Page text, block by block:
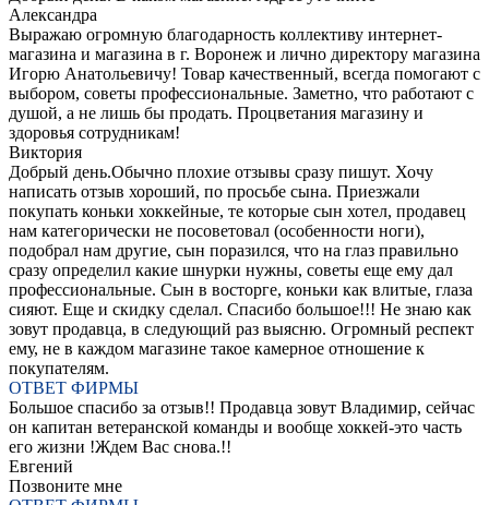
Александра
Выражаю огромную благодарность коллективу интернет-
магазина и магазина в г. Воронеж и лично директору магазина
Игорю Анатольевичу! Товар качественный, всегда помогают с
выбором, советы профессиональные. Заметно, что работают с
душой, а не лишь бы продать. Процветания магазину и
здоровья сотрудникам!
Виктория
Добрый день.Обычно плохие отзывы сразу пишут. Хочу
написать отзыв хороший, по просьбе сына. Приезжали
покупать коньки хоккейные, те которые сын хотел, продавец
нам категорически не посоветовал (особенности ноги),
подобрал нам другие, сын поразился, что на глаз правильно
сразу определил какие шнурки нужны, советы еще ему дал
профессиональные. Сын в восторге, коньки как влитые, глаза
сияют. Еще и скидку сделал. Спасибо большое!!! Не знаю как
зовут продавца, в следующий раз выясню. Огромный респект
ему, не в каждом магазине такое камерное отношение к
покупателям.
ОТВЕТ ФИРМЫ
Большое спасибо за отзыв!! Продавца зовут Владимир, сейчас
он капитан ветеранской команды и вообще хоккей-это часть
его жизни !Ждем Вас снова.!!
Евгений
Позвоните мне